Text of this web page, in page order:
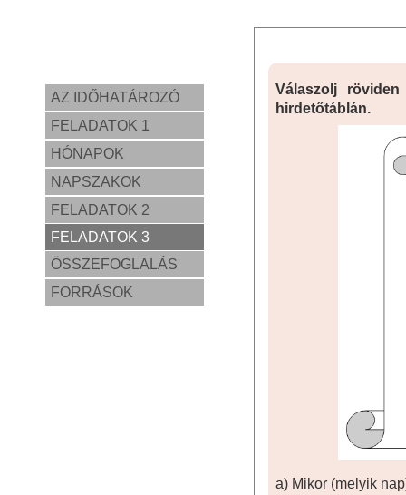
AZ IDŐHATÁROZÓ
FELADATOK 1
HÓNAPOK
NAPSZAKOK
FELADATOK 2
FELADATOK 3
ÖSSZEFOGLALÁS
FORRÁSOK
Válaszolj
hirdetőtáblán.
a) Mikor (melyik